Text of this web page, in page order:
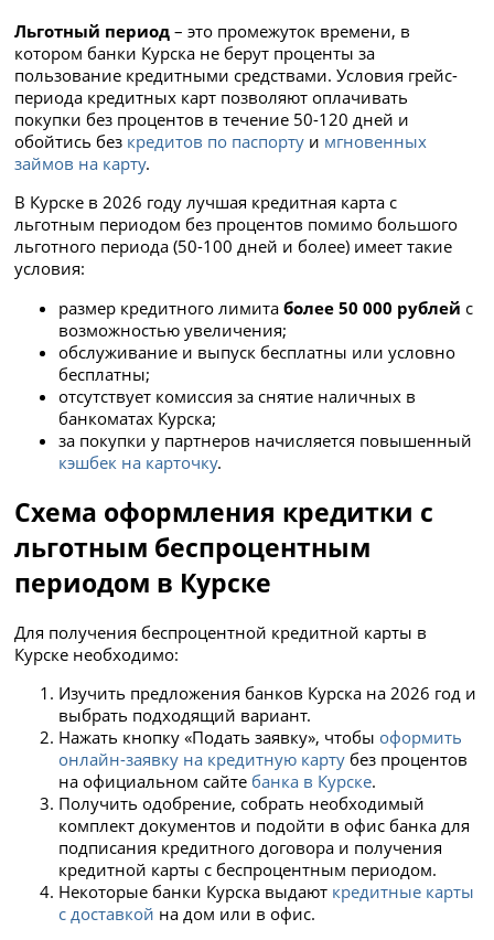
Льготный период – это промежуток времени, в
котором банки Курска не берут проценты за
пользование кредитными средствами. Условия грейс-
периода кредитных карт позволяют оплачивать
покупки без процентов в течение 50-120 дней и
обойтись без кредитов по паспорту и мгновенных
займов на карту.
В Курске в 2026 году лучшая кредитная карта с
льготным периодом без процентов помимо большого
льготного периода (50-100 дней и более) имеет такие
условия:
размер кредитного лимитаболее 50 000 рублей с
возможностью увеличения;
обслуживание и выпуск бесплатны или условно
бесплатны;
отсутствует комиссия за снятие наличных в
банкоматах Курска;
за покупки у партнеров начисляется повышенный
кэшбек на карточку.
Схема оформления кредитки с
льготным беспроцентным
периодом в Курске
Для получения беспроцентной кредитной карты в
Курске необходимо:
Изучить предложения банков Курска на 2026 год и
выбрать подходящий вариант.
Нажать кнопку «Подать заявку», чтобы оформить
онлайн-заявку на кредитную карту без процентов
на официальном сайте банка в Курске.
Получить одобрение, собрать необходимый
комплект документов и подойти в офис банка для
подписания кредитного договора и получения
кредитной карты с беспроцентным периодом.
Некоторые банки Курска выдают кредитные карты
с доставкой на дом или в офис.